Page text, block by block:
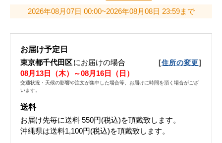
2026年08月07日 00:00~2026年08月08日 23:59まで
お届け予定日
東京都千代田区にお届けの場合 [住所の変更]
08月13日（木）～08月16日（日）
交通状況・天候の影響や注文が集中した場合等、お届けに時間を頂く場合がござ
います。
送料
お届け先毎に送料 550円(税込)を頂戴致します。
沖縄県は送料1,100円(税込)を頂戴致します。